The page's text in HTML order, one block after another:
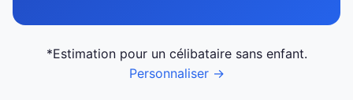
*Estimation pour un célibataire sans enfant.
Personnaliser →